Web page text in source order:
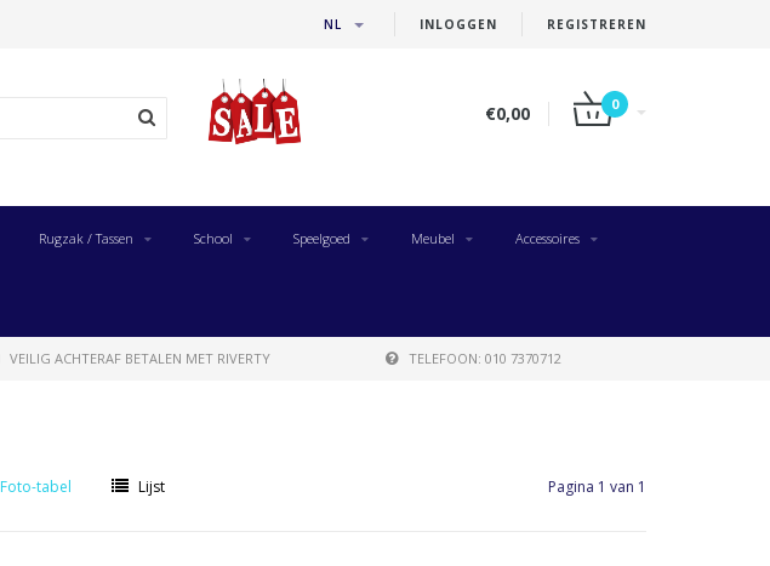
INLOGGEN REGISTREREN
NL
€0,00 0
Rugzak / Tassen School Speelgoed Meubel Accessoires
VEILIG ACHTERAF BETALEN MET RIVERTY TELEFOON: 010 7370712
Foto-tabel Lijst Pagina 1 van 1